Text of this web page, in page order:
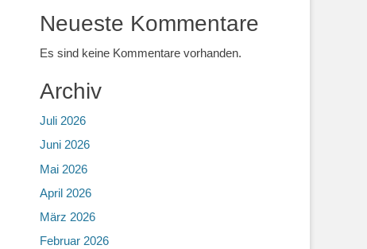
Neueste Kommentare
Es sind keine Kommentare vorhanden.
Archiv
Juli 2026
Juni 2026
Mai 2026
April 2026
März 2026
Februar 2026